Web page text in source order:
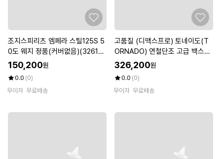
조지스피리츠 엠페라 스틸125S 5
0도 웨지 정품(커버없음)(32614
외)
150,200원
0.0 (0)
무이자 무료배송
고품질 (디맥스프로) 토네이도(T
ORNADO) 연철단조 고급 백스핀
웨지 (WDC136F)
326,200원
0.0 (0)
무이자 무료배송